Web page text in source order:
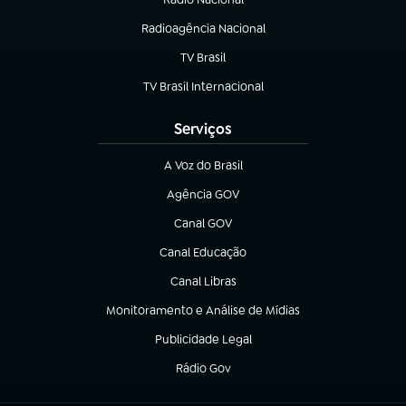
Radioagência Nacional
(abre em nova aba)
TV Brasil
(abre em nova aba)
TV Brasil Internacional
(abre em nova aba)
Serviços
A Voz do Brasil
(abre em nova aba)
Agência GOV
(abre em nova aba)
Canal GOV
(abre em nova aba)
Canal Educação
(abre em nova aba)
Canal Libras
(abre em nova aba)
Monitoramento e Análise de Mídias
(abre em nova aba)
Publicidade Legal
(abre em nova aba)
Rádio Gov
(abre em nova aba)